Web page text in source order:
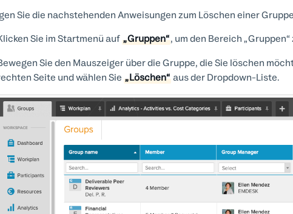
Sie die nachstehenden Anweisungen zum Löschen einer
Sie im Startmenü auf „Gruppen“, um den Bereich
Sie den Mauszeiger über die Gruppe, die Sie löschen
Seite und wählen Sie „Löschen“aus der Dropdown-Liste.